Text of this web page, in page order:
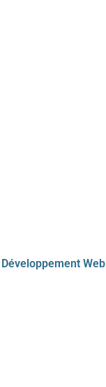
Développement Web